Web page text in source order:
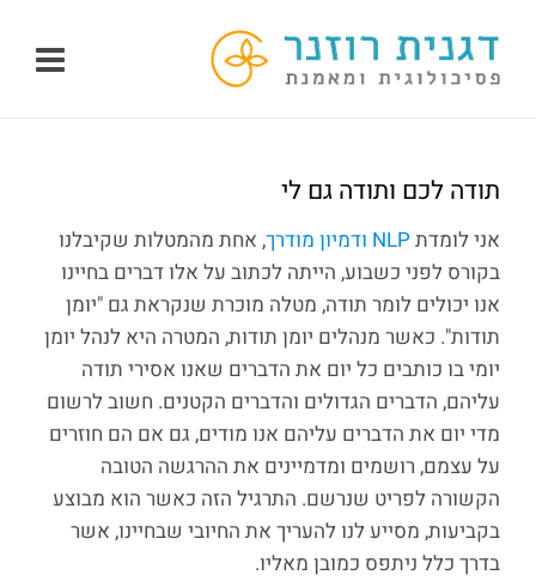
לתוכן
תודה לכם ותודה גם לי
אני לומדת NLP ודמיון מודרך
, אחת מהמטלות שקיבלנו
בקורס לפני כשבוע, הייתה לכתוב על אלו דברים בחיינו
אנו יכולים לומר תודה, מטלה מוכרת שנקראת גם "יומן
תודות". כאשר מנהלים יומן תודות, המטרה היא לנהל יומן
יומי בו כותבים כל יום את הדברים שאנו אסירי תודה
עליהם, הדברים הגדולים והדברים הקטנים. חשוב לרשום
מדי יום את הדברים עליהם אנו מודים, גם אם הם חוזרים
על עצמם, רושמים ומדמיינים את ההרגשה הטובה
הקשורה לפריט שנרשם. התרגיל הזה כאשר הוא מבוצע
בקביעות, מסייע לנו להעריך את החיובי שבחיינו, אשר
בדרך כלל ניתפס כמובן מאליו.